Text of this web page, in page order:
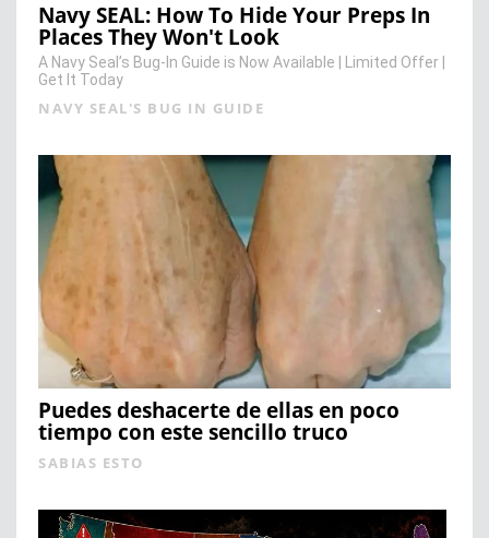
Navy SEAL: How To Hide Your Preps In
Places They Won't Look
A Navy Seal’s Bug-In Guide is Now Available | Limited Offer |
Get It Today
NAVY SEAL'S BUG IN GUIDE
Puedes deshacerte de ellas en poco
tiempo con este sencillo truco
SABIAS ESTO